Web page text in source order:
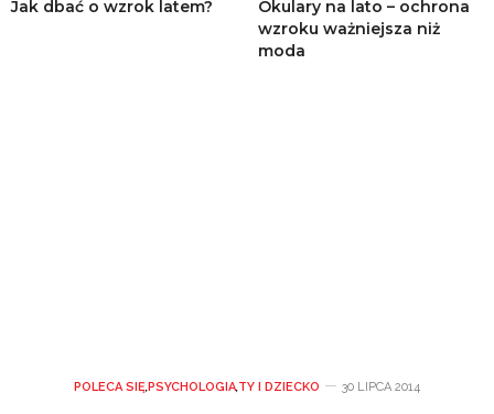
Jak dbać o wzrok latem?
Okulary na lato – ochrona
wzroku ważniejsza niż
moda
POLECA SIĘ,PSYCHOLOGIA,TY I DZIECKO 30 LIPCA 2014